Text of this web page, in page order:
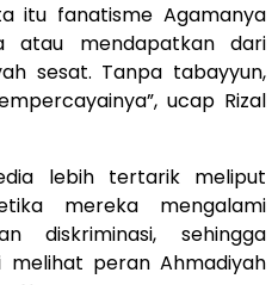
itu fanatisme Agamanya
atau mendapatkan dari
sesat. Tanpa tabayyun,
ucap Rizal
lebih tertarik meliput
mereka mengalami
diskriminasi, sehingga
melihat peran Ahmadiyah